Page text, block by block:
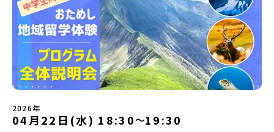
2026年
04月22日(水) 18:30〜19:30